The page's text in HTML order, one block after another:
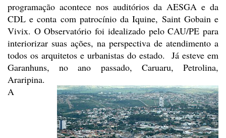
programação acontece nosauditórios da AESGA e da
CDL e conta com patrocínio da Iquine, Saint Gobain e
Vivix. O Observatório foi idealizado pelo CAU/PE para
interiorizar suas ações, na perspectiva de atendimento a
todos os arquitetos e urbanistas do estado.
Já esteve em
Garanhuns, no ano passado, Caruaru, Petrolina,
Araripina.
A